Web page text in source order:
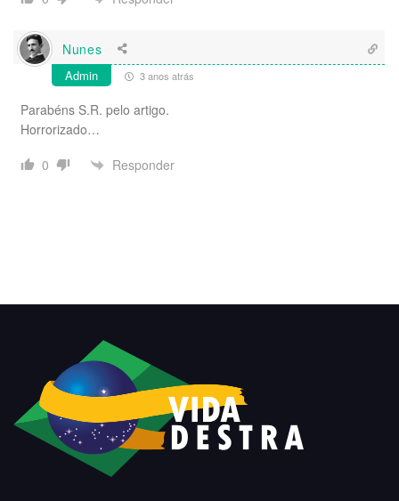
Nunes
Admin 3 anos atrás
Parabéns S.R. pelo artigo.
Horrorizado…
0
Responder